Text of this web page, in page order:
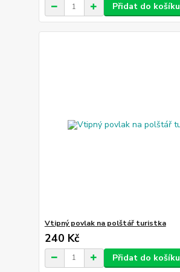
Přidat do košíku
Vtipný povlak na polštář turistka
240 Kč
Přidat do košíku